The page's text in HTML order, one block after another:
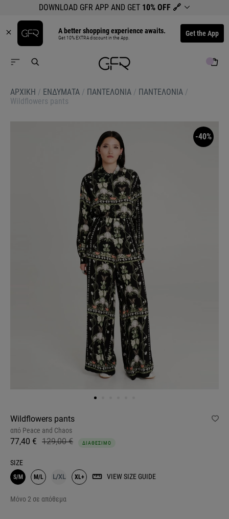
DOWNLOAD GFR APP AND GET 10% OFF 🔗
A better shopping experience awaits.
Get 10% EXTRA discount in the App. Get the App
ΑΡΧΙΚΉ / ΕΝΔΥΜΑΤΑ / ΠΑΝΤΕΛΟΝΙΑ / ΠΑΝΤΕΛΟΝΙΑ /
Wildflowers pants
-40%
Wildflowers pants
από Peace and Chaos
77,40 € 129,00 € ΔΙΑΘΕΣΙΜΟ
SIZE
S/M M/L L/XL XL+ VIEW SIZE GUIDE
Μόνο 2 σε απόθεμα